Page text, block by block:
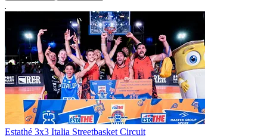
Estathé 3x3 Italia Streetbasket Circuit